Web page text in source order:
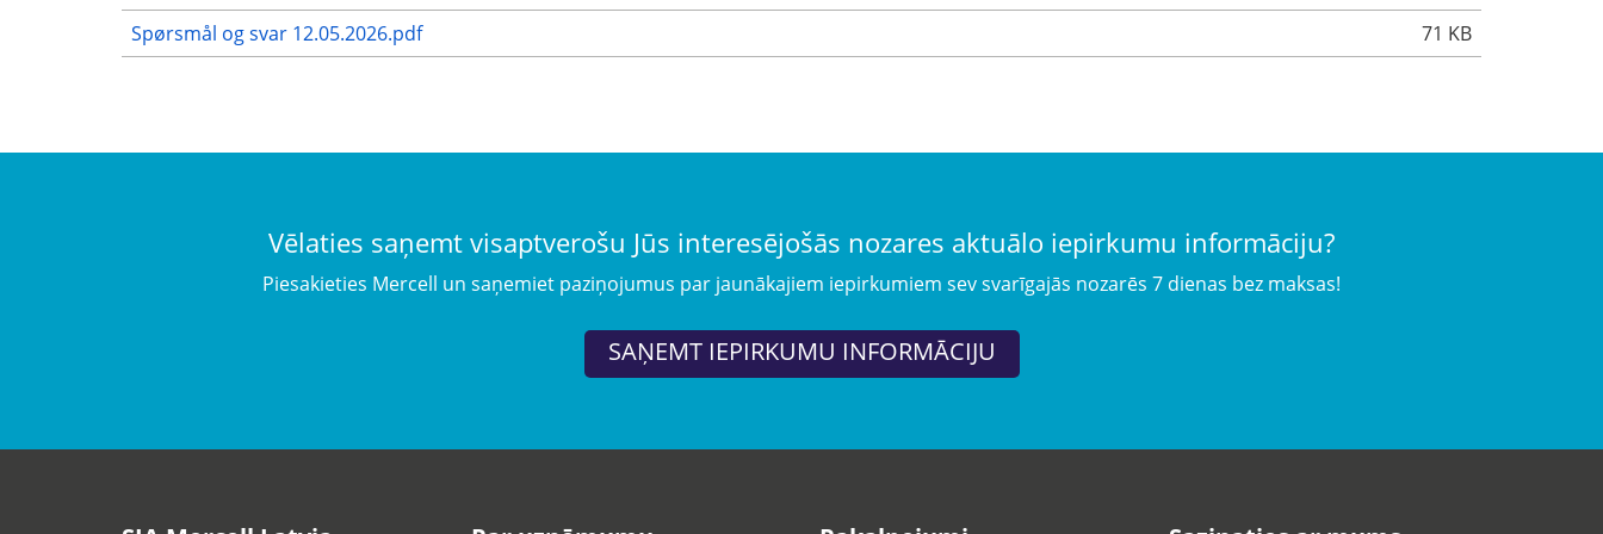
Spørsmål og svar 12.05.2026.pdf
71 KB
Vēlaties saņemt visaptverošu Jūs interesējošās nozares aktuālo iepirkumu informāciju?
Piesakieties Mercell un saņemiet paziņojumus par jaunākajiem iepirkumiem sev svarīgajās nozarēs 7 dienas bez maksas!
SAŅEMT IEPIRKUMU INFORMĀCIJU